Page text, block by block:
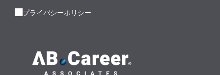
プライバシーポリシー